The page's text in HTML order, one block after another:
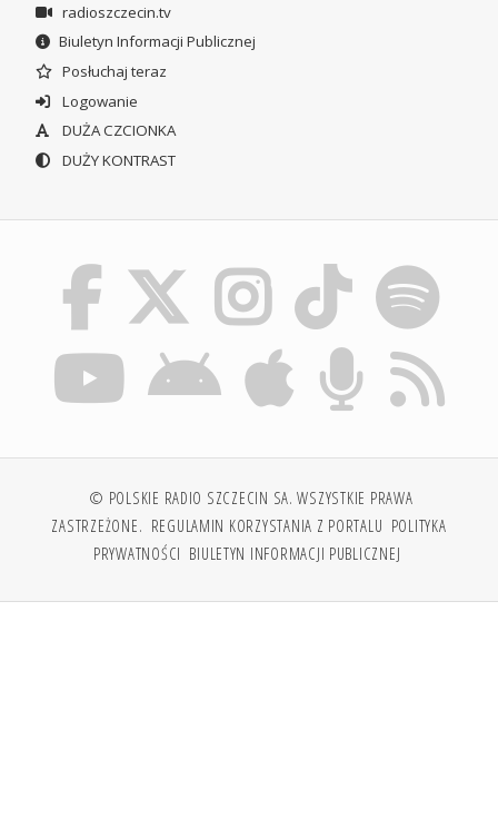
radioszczecin.tv
Biuletyn Informacji Publicznej
Posłuchaj teraz
Logowanie
DUŻA CZCIONKA
DUŻY KONTRAST
© POLSKIE RADIO SZCZECIN SA. WSZYSTKIE PRAWA
ZASTRZEŻONE. REGULAMIN KORZYSTANIA Z PORTALU POLITYKA
PRYWATNOŚCI BIULETYN INFORMACJI PUBLICZNEJ